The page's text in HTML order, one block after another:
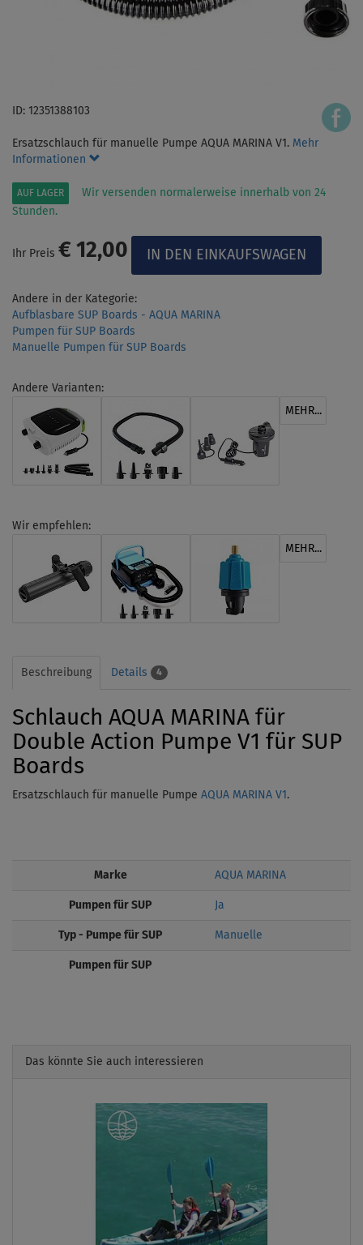
ID: 12351388103
Ersatzschlauch für manuelle Pumpe AQUA MARINA V1. Mehr
Informationen
AUF LAGER
Wir versenden normalerweise innerhalb von 24
Stunden.
Ihr Preis € 12,00
Andere in der Kategorie:
Aufblasbare SUP Boards - AQUA MARINA
Pumpen für SUP Boards
Manuelle Pumpen für SUP Boards
Andere Varianten:
MEHR...
Wir empfehlen:
MEHR...
Beschreibung Details 4
Schlauch AQUA MARINA für
Double Action Pumpe V1 für SUP
Boards
Ersatzschlauch für manuelle Pumpe AQUA MARINA V1 .
Marke AQUA MARINA
Pumpen für SUP Ja
Typ - Pumpe für SUP Manuelle
Pumpen für SUP
Das könnte Sie auch interessieren
Previous